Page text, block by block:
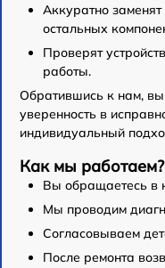
Аккуратно
остальных
Проверят
работы.
Обратившись к нам, вы
уверенность в
индивидуальный
Как мы работаем?
Вы обращаетесь в
Мы проводим
Согласовываем
После ремонта